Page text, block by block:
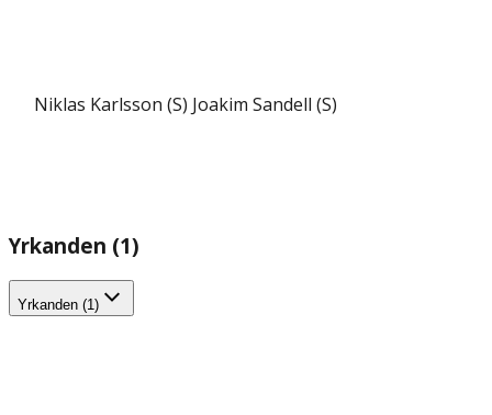
Niklas Karlsson (S) Joakim Sandell (S)
Yrkanden (1)
Yrkanden (1)